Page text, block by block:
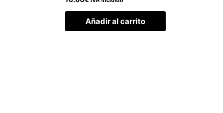
Añadir al carrito